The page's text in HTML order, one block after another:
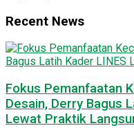
Recent News
Fokus Pemanfaatan
Desain, Derry Bagus
Lewat Praktik